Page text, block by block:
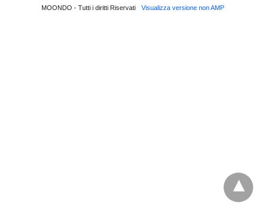
MOONDO - Tutti i diritti Riservati Visualizza versione non AMP